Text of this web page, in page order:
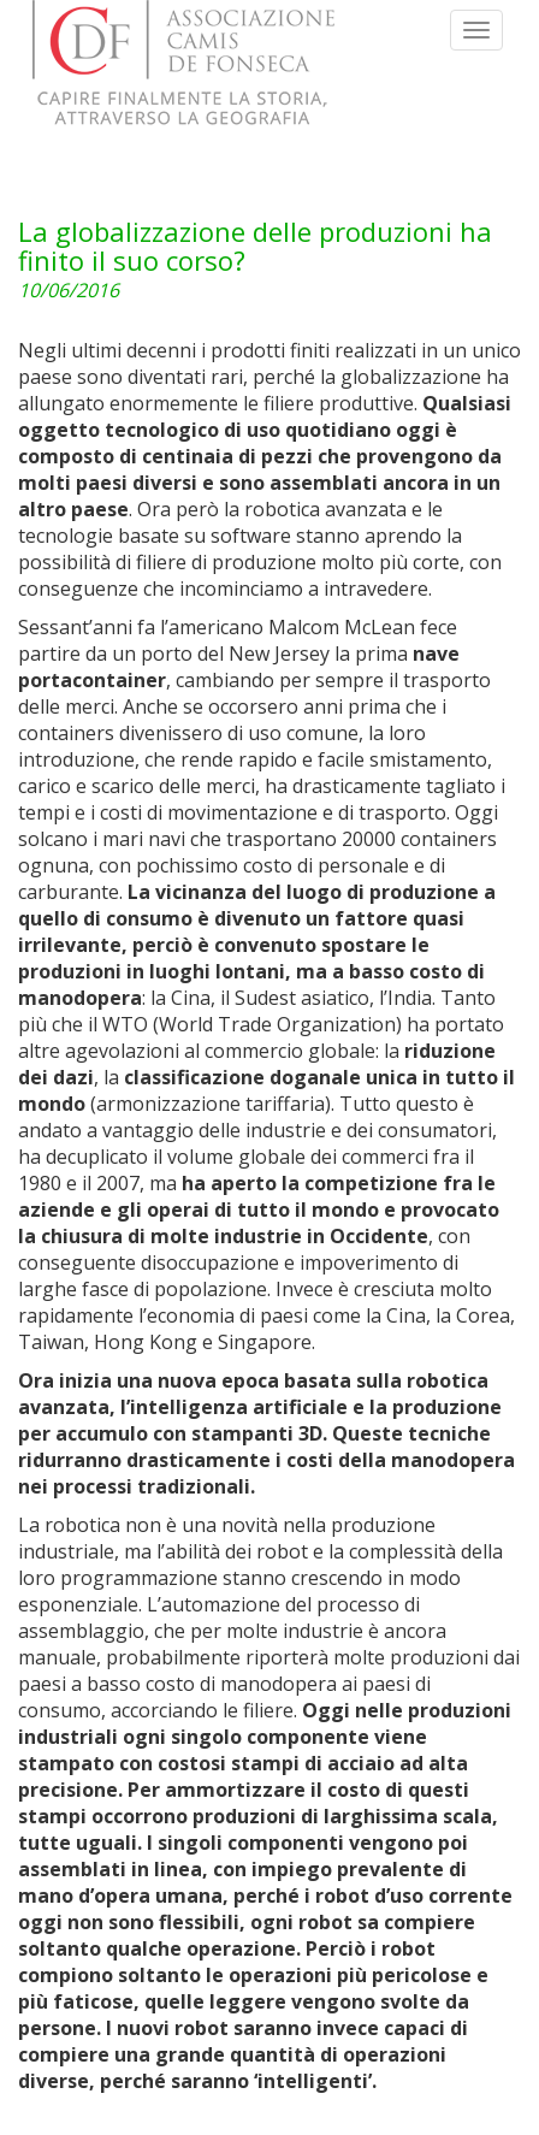
Menu
La globalizzazione delle produzioni ha
finito il suo corso?
10/06/2016
Negli ultimi decenni i prodotti finiti realizzati in un unico
paese sono diventati rari, perché la globalizzazione ha
allungato enormemente le filiere produttive. Qualsiasi
oggetto tecnologico di uso quotidiano oggi è
composto di centinaia di pezzi che provengono da
molti paesi diversi e sono assemblati ancora in un
altro paese. Ora però la robotica avanzata e le
tecnologie basate su software stanno aprendo la
possibilità di filiere di produzione molto più corte, con
conseguenze che incominciamo a intravedere.
Sessant’anni fa l’americano Malcom McLean fece
partire da un porto del New Jersey la prima nave
portacontainer, cambiando per sempre il trasporto
delle merci. Anche se occorsero anni prima che i
containers divenissero di uso comune, la loro
introduzione, che rende rapido e facile smistamento,
carico e scarico delle merci, ha drasticamente tagliato i
tempi e i costi di movimentazione e di trasporto. Oggi
solcano i mari navi che trasportano 20000 containers
ognuna, con pochissimo costo di personale e di
carburante. La vicinanza del luogo di produzione a
quello di consumo è divenuto un fattore quasi
irrilevante, perciò è convenuto spostare le
produzioni in luoghi lontani, ma a basso costo di
manodopera: la Cina, il Sudest asiatico, l’India. Tanto
più che il WTO (World Trade Organization) ha portato
altre agevolazioni al commercio globale: la riduzione
dei dazi, la classificazione doganale unica in tutto il
mondo(armonizzazione tariffaria). Tutto questo è
andato a vantaggio delle industrie e dei consumatori,
ha decuplicato il volume globale dei commerci fra il
1980 e il 2007, ma ha aperto la competizione fra le
aziende e gli operai di tutto il mondo e provocato
la chiusura di molte industrie in Occidente, con
conseguente disoccupazione e impoverimento di
larghe fasce di popolazione. Invece è cresciuta molto
rapidamente l’economia di paesi come la Cina, la Corea,
Taiwan, Hong Kong e Singapore.
Ora inizia una nuova epoca basata sulla robotica
avanzata, l’intelligenza artificiale e la produzione
per accumulo con stampanti 3D. Queste tecniche
ridurranno drasticamente i costi della manodopera
nei processi tradizionali.
La robotica non è una novità nella produzione
industriale, ma l’abilità dei robot e la complessità della
loro programmazione stanno crescendo in modo
esponenziale. L’automazione del processo di
assemblaggio, che per molte industrie è ancora
manuale, probabilmente riporterà molte produzioni dai
paesi a basso costo di manodopera ai paesi di
consumo, accorciando le filiere. Oggi nelle produzioni
industriali ogni singolo componente viene
stampato con costosi stampi di acciaio ad alta
precisione. Per ammortizzare il costo di questi
stampi occorrono produzioni di larghissima scala,
tutte uguali. I singoli componenti vengono poi
assemblati in linea, con impiego prevalente di
mano d’opera umana, perché i robot d’uso corrente
oggi non sono flessibili, ogni robot sa compiere
soltanto qualche operazione. Perciò i robot
compiono soltanto le operazioni più pericolose e
più faticose, quelle leggere vengono svolte da
persone. I nuovi robot saranno invece capaci di
compiere una grande quantità di operazioni
diverse, perché saranno ‘intelligenti’.